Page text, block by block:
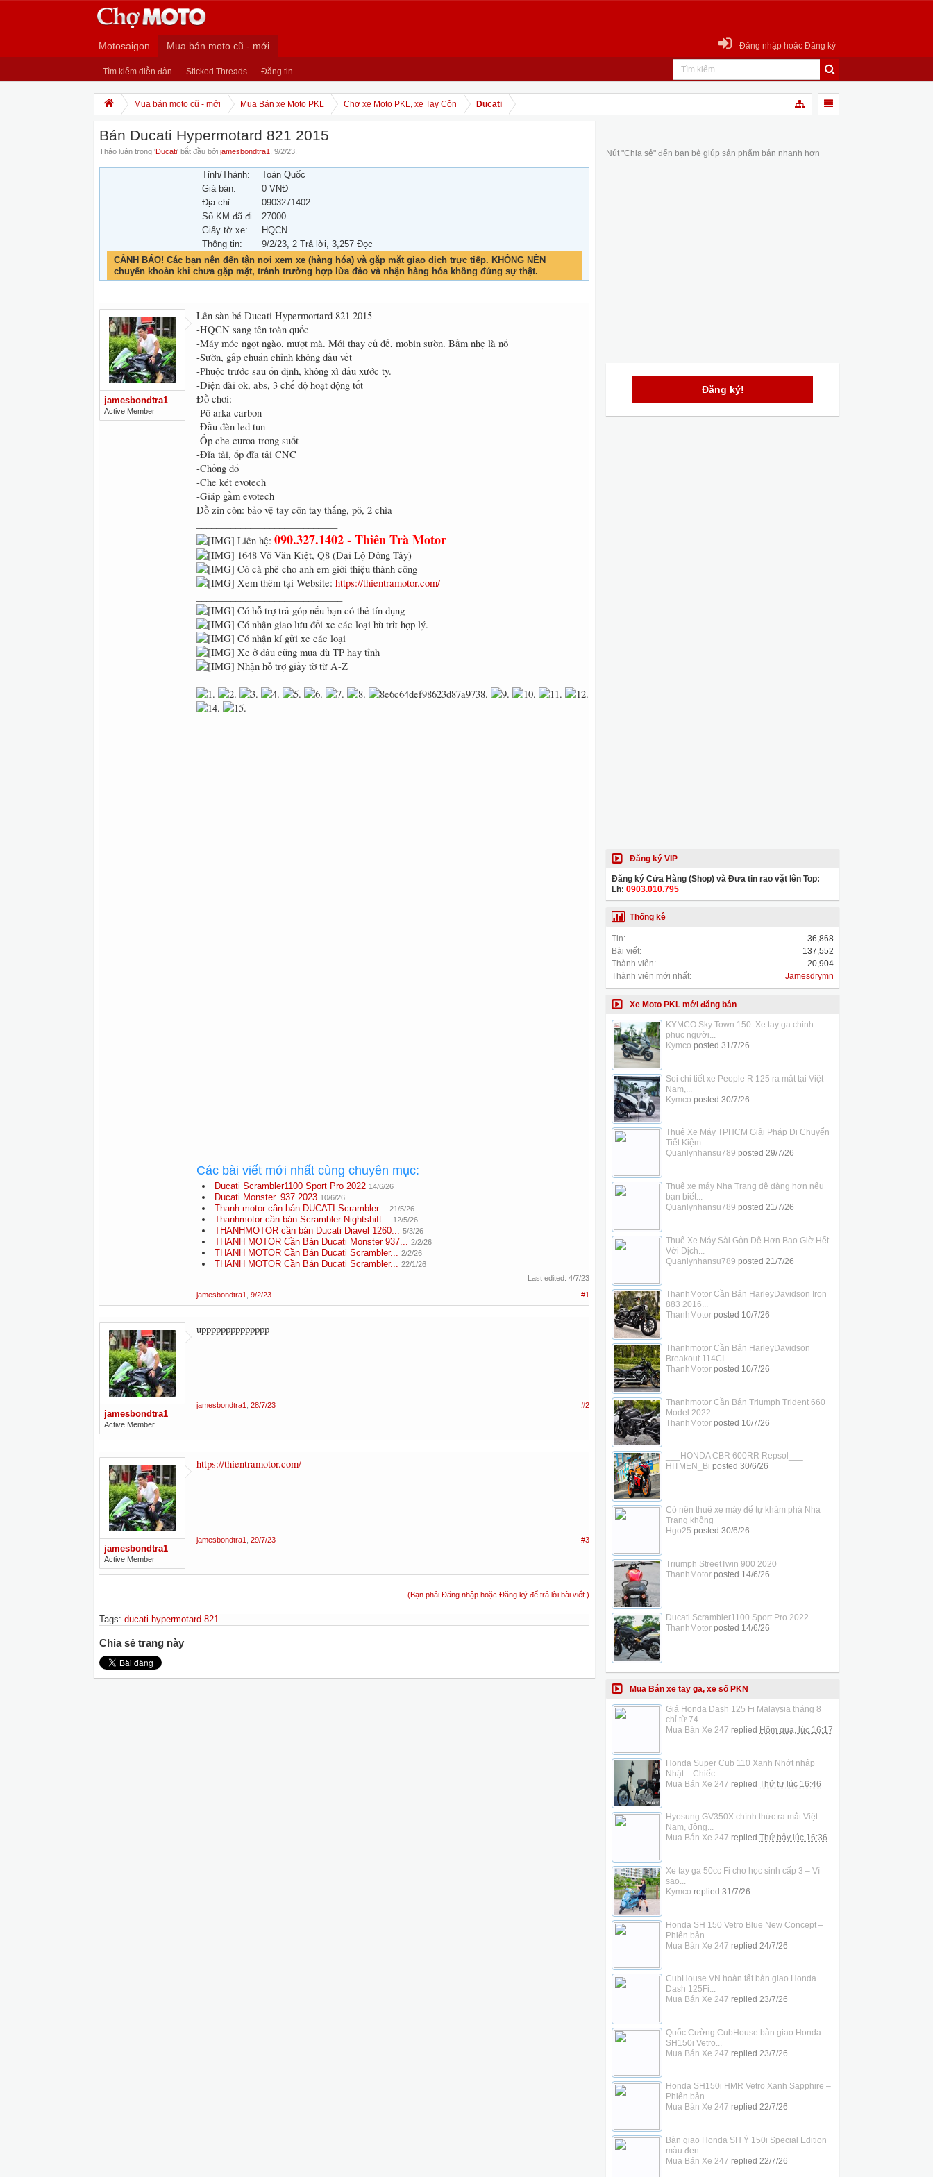
Motosaigon Mua bán moto cũ - mới
Tìm kiếm diễn đàn Sticked Threads Đăng tin
Đăng nhập hoặc Đăng ký
Mua bán moto cũ - mới Mua Bán xe Moto PKL Chợ xe Moto PKL, xe Tay Côn Ducati
Bán Ducati Hypermotard 821 2015
Thảo luận trong 'Ducati' bắt đầu bởi jamesbondtra1 9/2/23
Tỉnh/Thành:
Toàn Quốc
Giá bán:
0 VNĐ
Địa chỉ:
0903271402
Số KM đã đi:
27000
Giấy tờ xe:
HQCN
Thông tin:
9/2/23, 2 Trả lời, 3,257 Đọc
CẢNH BÁO! Các bạn nên đến tận nơi xem xe (hàng hóa) và gặp mặt giao dịch trực tiếp. KHÔNG NÊN
chuyển khoản khi chưa gặp mặt, tránh trường hợp lừa đảo và nhận hàng hóa không đúng sự thật.
jamesbondtra1
Active Member
Lên sàn bé Ducati Hypermortard 821 2015
-HQCN sang tên toàn quốc
-Máy móc ngọt ngào, mượt mà. Mới thay củ đề, mobin sườn. Bấm nhẹ là nổ
-Sườn, gắp chuẩn chỉnh không dấu vết
-Phuộc trước sau ổn định, không xì dầu xước ty.
-Điện đài ok, abs, 3 chế độ hoạt động tốt
Đồ chơi:
-Pô arka carbon
-Đầu đèn led tun
-Ốp che curoa trong suốt
-Đĩa tải, ốp đĩa tải CNC
-Chống đổ
-Che két evotech
-Giáp gầm evotech
Đồ zin còn: bảo vệ tay côn tay thắng, pô, 2 chìa
Liên hệ: 090.327.1402 - Thiên Trà Motor
1648 Võ Văn Kiệt, Q8 (Đại Lộ Đông Tây)
Có cà phê cho anh em giới thiệu thành công
Xem thêm tại Website: https://thientramotor.com/
Có hỗ trợ trả góp nếu bạn có thẻ tín dụng
Có nhận giao lưu đổi xe các loại bù trừ hợp lý.
Có nhận kí gửi xe các loại
Xe ở đâu cũng mua dù TP hay tỉnh
Nhận hỗ trợ giấy tờ từ A-Z
Các bài viết mới nhất cùng chuyên mục:
Ducati Scrambler1100 Sport Pro 2022 14/6/26
Ducati Monster_937 2023 10/6/26
Thanh motor cần bán DUCATI Scrambler... 21/5/26
Thanhmotor cần bán Scrambler Nightshift... 12/5/26
THANHMOTOR cần bán Ducati Diavel 1260... 5/3/26
THANH MOTOR Cần Bán Ducati Monster 937... 2/2/26
THANH MOTOR Cần Bán Ducati Scrambler... 2/2/26
THANH MOTOR Cần Bán Ducati Scrambler... 22/1/26
Last edited: 4/7/23
jamesbondtra1
9/2/23 #1
jamesbondtra1
Active Member
upppppppppppppp
jamesbondtra1 28/7/23 #2
jamesbondtra1
Active Member
https://thientramotor.com/
jamesbondtra1 29/7/23 #3
(Bạn phải Đăng nhập hoặc Đăng ký để trả lời bài viết.)
Tags: ducati hypermotard 821
Chia sẻ trang này
Nút "Chia sẻ" đến bạn bè giúp sản phẩm bán nhanh hơn
Đăng ký!
Đăng ký VIP
Đăng ký Cửa Hàng (Shop) và Đưa tin rao vặt lên Top:
Lh: 0903.010.795
Thống kê
Tin:
36,868
Bài viết:
137,552
Thành viên:
20,904
Thành viên mới nhất:
Jamesdrymn
Xe Moto PKL mới đăng bán
KYMCO Sky Town 150: Xe tay ga chinh
phục người...
Kymco posted 31/7/26
Soi chi tiết xe People R 125 ra mắt tại Việt
Nam,...
Kymco posted 30/7/26
Thuê Xe Máy TPHCM Giải Pháp Di Chuyển
Tiết Kiệm
Quanlynhansu789 posted 29/7/26
Thuê xe máy Nha Trang dễ dàng hơn nếu
bạn biết...
Quanlynhansu789 posted 21/7/26
Thuê Xe Máy Sài Gòn Dễ Hơn Bao Giờ Hết
Với Dịch...
Quanlynhansu789 posted 21/7/26
ThanhMotor Cần Bán HarleyDavidson Iron
883 2016...
ThanhMotorposted 10/7/26
Thanhmotor Cần Bán HarleyDavidson
Breakout 114CI
ThanhMotorposted 10/7/26
Thanhmotor Cần Bán Triumph Trident 660
Model 2022
ThanhMotorposted 10/7/26
___HONDA CBR 600RR Repsol___
HITMEN_Bi posted 30/6/26
Có nên thuê xe máy để tự khám phá Nha
Trang không
Hgo25 posted 30/6/26
Triumph StreetTwin 900 2020
ThanhMotorposted 14/6/26
Ducati Scrambler1100 Sport Pro 2022
ThanhMotorposted 14/6/26
Mua Bán xe tay ga, xe số PKN
Giá Honda Dash 125 Fi Malaysia tháng 8
chỉ từ 74...
Mua Bán Xe 247 replied Hôm qua, lúc 16:17
Honda Super Cub 110 Xanh Nhớt nhập
Nhật – Chiếc...
Mua Bán Xe 247 replied Thứ tư lúc 16:46
Hyosung GV350X chính thức ra mắt Việt
Nam, động...
Mua Bán Xe 247 replied Thứ bảy lúc 16:36
Xe tay ga 50cc Fi cho học sinh cấp 3 – Vì
sao...
Kymco replied 31/7/26
Honda SH 150 Vetro Blue New Concept –
Phiên bản...
Mua Bán Xe 247 replied 24/7/26
CubHouse VN hoàn tất bàn giao Honda
Dash 125Fi...
Mua Bán Xe 247 replied 23/7/26
Quốc Cường CubHouse bàn giao Honda
SH150i Vetro...
Mua Bán Xe 247 replied 23/7/26
Honda SH150i HMR Vetro Xanh Sapphire –
Phiên bản...
Mua Bán Xe 247 replied 22/7/26
Bàn giao Honda SH Ý 150i Special Edition
màu đen...
Mua Bán Xe 247 replied 22/7/26